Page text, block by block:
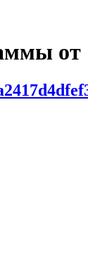
от